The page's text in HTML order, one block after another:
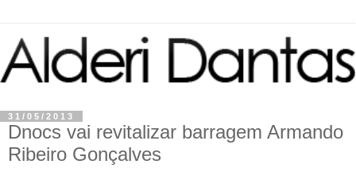
31/05/2013
Dnocs vai revitalizar barragem Armando
Ribeiro Gonçalves